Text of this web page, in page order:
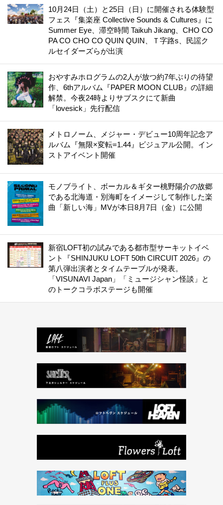
10月24日（土）と25日（日）に開催される体験型
フェス『集楽座 Collective Sounds & Cultures』に
Summer Eye、滞空時間 Taikuh Jikang、CHO CO
PA CO CHO CO QUIN QUIN、Ｔ字路s、民謡ク
ルセイダーズらが出演
おやすみホログラムの2人が放つ約7年ぶりの待望
作、6thアルバム『PAPER MOON CLUB』の詳細
解禁。今夜24時よりサブスクにて新曲
「lovesick」先行配信
メトロノーム、メジャー・デビュー10周年記念ア
ルバム『無限×変転=1.44』ビジュアル公開。イン
ストアイベント開催
モノブライト、ボーカル＆ギター桃野陽介の故郷
である北海道・別海町をイメージして制作した楽
曲「新しい海」MVが本日8月7日（金）に公開
新宿LOFT初の試みである都市型サーキットイベ
ント『SHINJUKU LOFT 50th CIRCUIT 2026』の
第八弾出演者とタイムテーブルが発表。
「VISUNAVI Japan」「ミュージシャン怪談」と
のトークコラボステージも開催